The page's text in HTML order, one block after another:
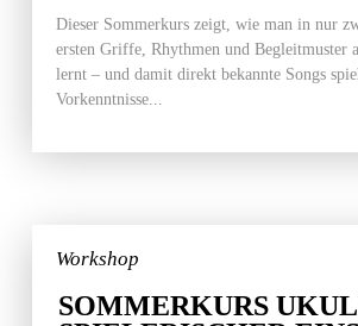
Dieser Sommerkurs zeigt, wie man in nur
ersten Griffe, Rhythmen und Begleitmuster
lernt – und damit direkt bekannte Songs
Vorkenntnisse...
Workshop
SOMMERKURS